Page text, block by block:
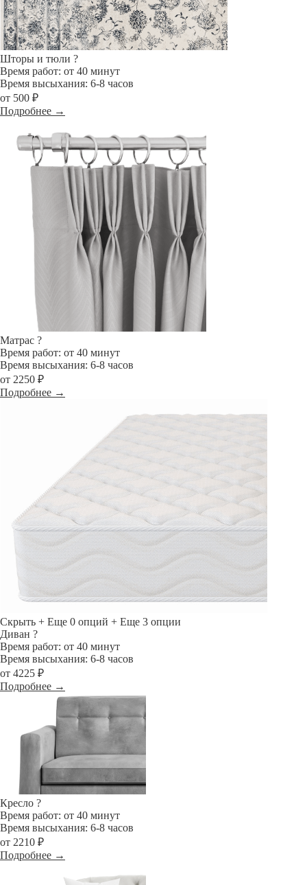
Шторы и тюли ?
Время работ: от 40 минут
Время высыхания: 6-8 часов
от 500 ₽
Подробнее →
Матрас ?
Время работ: от 40 минут
Время высыхания: 6-8 часов
от 2250 ₽
Подробнее →
Скрыть + Еще 0 опций + Еще 3 опции
Диван ?
Время работ: от 40 минут
Время высыхания: 6-8 часов
от 4225 ₽
Подробнее →
Кресло ?
Время работ: от 40 минут
Время высыхания: 6-8 часов
от 2210 ₽
Подробнее →